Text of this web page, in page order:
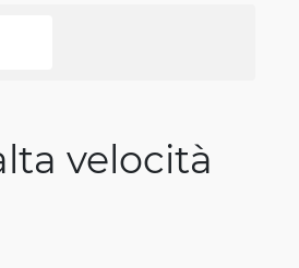
velocità